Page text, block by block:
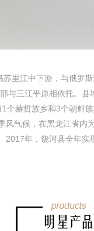
江中下游，与俄罗
与三江平原相依托
个赫哲族乡和3个朝鲜
气候，在黑龙江省
年，饶河县全年